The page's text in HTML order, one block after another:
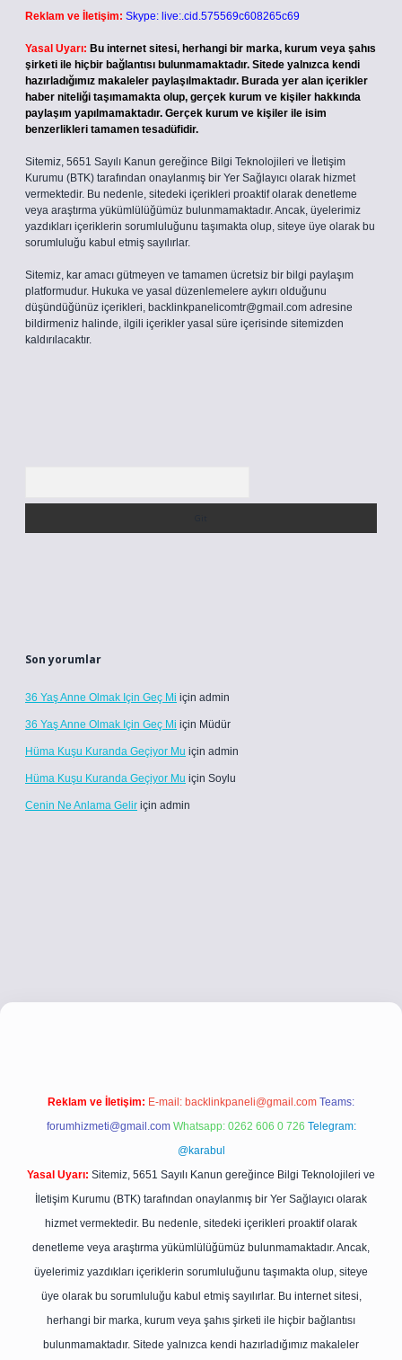
Reklam ve İletişim: Skype: live:.cid.575569c608265c69
Yasal Uyarı: Bu internet sitesi, herhangi bir marka, kurum veya şahıs
şirketi ile hiçbir bağlantısı bulunmamaktadır. Sitede yalnızca kendi
hazırladığımız makaleler paylaşılmaktadır. Burada yer alan içerikler
haber niteliği taşımamakta olup, gerçek kurum ve kişiler hakkında
paylaşım yapılmamaktadır. Gerçek kurum ve kişiler ile isim
benzerlikleri tamamen tesadüfidir.
Sitemiz, 5651 Sayılı Kanun gereğince Bilgi Teknolojileri ve İletişim
Kurumu (BTK) tarafından onaylanmış bir Yer Sağlayıcı olarak hizmet
vermektedir. Bu nedenle, sitedeki içerikleri proaktif olarak denetleme
veya araştırma yükümlülüğümüz bulunmamaktadır. Ancak, üyelerimiz
yazdıkları içeriklerin sorumluluğunu taşımakta olup, siteye üye olarak bu
sorumluluğu kabul etmiş sayılırlar.
Sitemiz, kar amacı gütmeyen ve tamamen ücretsiz bir bilgi paylaşım
platformudur. Hukuka ve yasal düzenlemelere aykırı olduğunu
düşündüğünüz içerikleri, backlinkpanelicomtr@gmail.com adresine
bildirmeniz halinde, ilgili içerikler yasal süre içerisinde sitemizden
kaldırılacaktır.
Son yorumlar
36 Yaş Anne Olmak Için Geç Mi için admin
36 Yaş Anne Olmak Için Geç Mi için Müdür
Hüma Kuşu Kuranda Geçiyor Mu için admin
Hüma Kuşu Kuranda Geçiyor Mu için Soylu
Cenin Ne Anlama Gelir için admin
betci girişbetci girişhiltonbet yeni giriş
Reklam ve İletişim: E-mail: backlinkpaneli@gmail.com Teams:
forumhizmeti@gmail.com Whatsapp: 0262 606 0 726 Telegram:
@karabul
Yasal Uyarı: Sitemiz, 5651 Sayılı Kanun gereğince Bilgi Teknolojileri ve
İletişim Kurumu (BTK) tarafından onaylanmış bir Yer Sağlayıcı olarak
hizmet vermektedir. Bu nedenle, sitedeki içerikleri proaktif olarak
denetleme veya araştırma yükümlülüğümüz bulunmamaktadır. Ancak,
üyelerimiz yazdıkları içeriklerin sorumluluğunu taşımakta olup, siteye
üye olarak bu sorumluluğu kabul etmiş sayılırlar. Bu internet sitesi,
herhangi bir marka, kurum veya şahıs şirketi ile hiçbir bağlantısı
bulunmamaktadır. Sitede yalnızca kendi hazırladığımız makaleler